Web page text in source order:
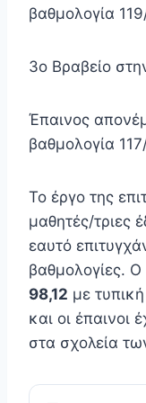
βαθμολογία
3ο Βραβείο
Έπαινος
βαθμολογία
Το έργο της
μαθητές/τριες
εαυτό
βαθμολογίες.
98,12 με
και οι έπαινοι
στα σχολεία